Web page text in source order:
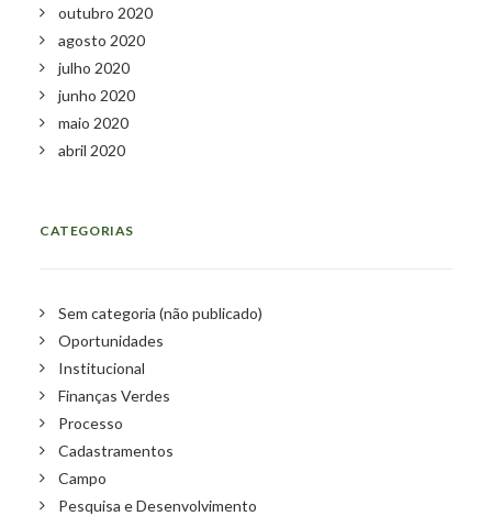
outubro 2020
agosto 2020
julho 2020
junho 2020
maio 2020
abril 2020
CATEGORIAS
Sem categoria (não publicado)
Oportunidades
Institucional
Finanças Verdes
Processo
Cadastramentos
Campo
Pesquisa e Desenvolvimento